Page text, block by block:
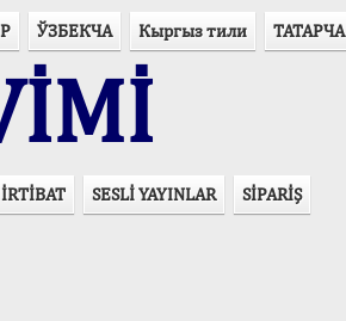
ЎЗБЕКЧА Кыргыз тили ТАТАРЧА
İRTİBAT SESLİ YAYINLAR SİPARİŞ